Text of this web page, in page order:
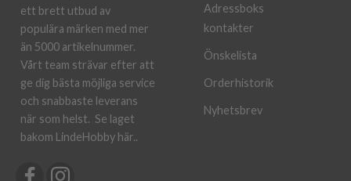
ett brett utbud av
populära märken med mer
än 5000 artikelnummer.
Vårt team strävar efter att
ge dig bästa möjliga service
och snabbaste leverans
när som helst. Se laget
bakom LindeHobby här..
Adressboks
kontakter
Önskelista
Orderhistorik
Nyhetsbrev